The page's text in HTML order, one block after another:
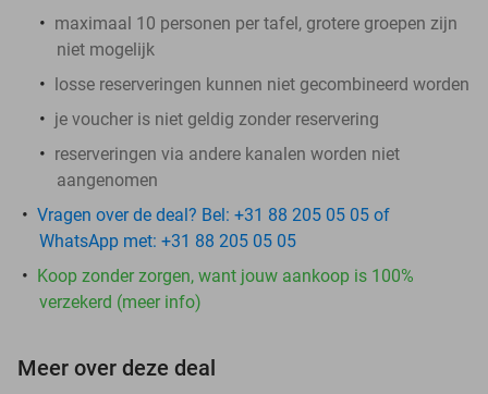
maximaal 10 personen per tafel, grotere groepen zijn
niet mogelijk
losse reserveringen kunnen niet gecombineerd worden
je voucher is niet geldig zonder reservering
reserveringen via andere kanalen worden niet
aangenomen
Vragen over de deal? Bel: +31 88 205 05 05 of
WhatsApp met: +31 88 205 05 05
Koop zonder zorgen, want jouw aankoop is 100%
verzekerd (meer info)
Meer over deze deal